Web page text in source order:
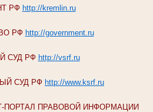
РФ http://kremlin.ru
РФ http://government.ru
СУД РФ http://vsrf.ru
СУД РФ http://www.ksrf.ru
ПОРТАЛ ПРАВОВОЙ ИНФОРМАЦИИ